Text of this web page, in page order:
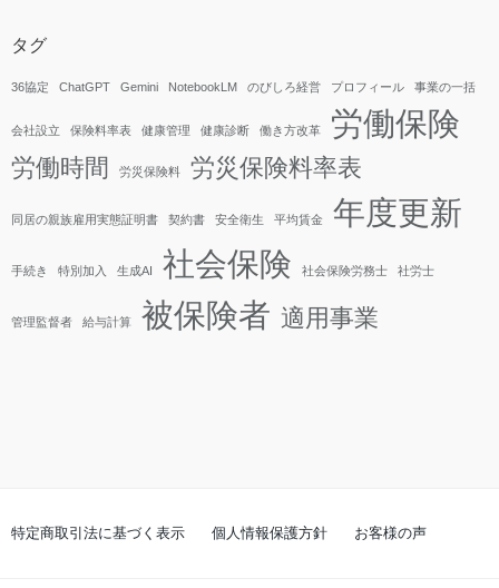
タグ
36協定 ChatGPT Gemini NotebookLM のびしろ経営 プロフィール 事業の一括
会社設立 保険料率表 健康管理 健康診断 働き方改革 労働保険
労働時間 労災保険料 労災保険料率表
同居の親族雇用実態証明書 契約書 安全衛生 平均賃金 年度更新
手続き 特別加入 生成AI 社会保険 社会保険労務士 社労士
管理監督者 給与計算 被保険者 適用事業
特定商取引法に基づく表示 個人情報保護方針 お客様の声